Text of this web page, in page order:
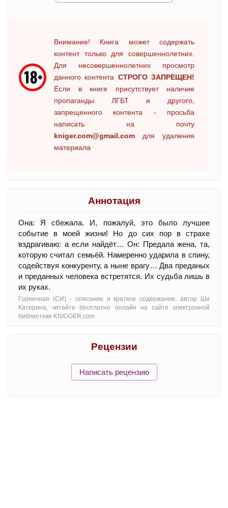
Внимание! Книга может содержать
контент только для совершеннолетних.
Для несовершеннолетних просмотр
данного контента СТРОГО ЗАПРЕЩЕН!
Если в книге присутствует наличие
пропаганды ЛГБТ и другого,
запрещенного контента - просьба
написать на почту
kniger.com@gmail.com для удаления
материала
Аннотация
Она: Я сбежала. И, пожалуй, это было лучшее
событие в моей жизни! Но до сих пор в страхе
вздрагиваю: а если найдёт… Он: Предала жена, та,
которую считал семьёй. Намеренно ударила в спину,
содействуя конкуренту, а ныне врагу… Два преданых
и преданных человека встретятся. Их судьба лишь в
их руках.
Горничная (СИ) - oписание и краткое содержание, автор Ши
Катерина, читайте бесплатно онлайн на сайте электронной
библиотеки KNIGGER.com
Рецензии
Написать рецензию